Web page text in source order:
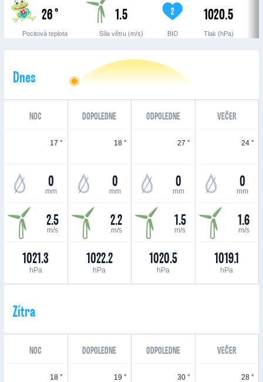
26 °
Pocitová teplota
1.5
Síla větru (m/s)
2
BIO
1020.5
Tlak (hPa)
Dnes
NOC DOPOLEDNE ODPOLEDNE VEČER
17 °
0
mm
2.5
m/s
1021.3
hPa
18 °
0
mm
2.2
m/s
1022.2
hPa
27 °
0
mm
1.5
m/s
1020.5
hPa
24 °
0
mm
1.6
m/s
1019.1
hPa
Zítra
NOC DOPOLEDNE ODPOLEDNE VEČER
18 ° 19 ° 30 ° 28 °